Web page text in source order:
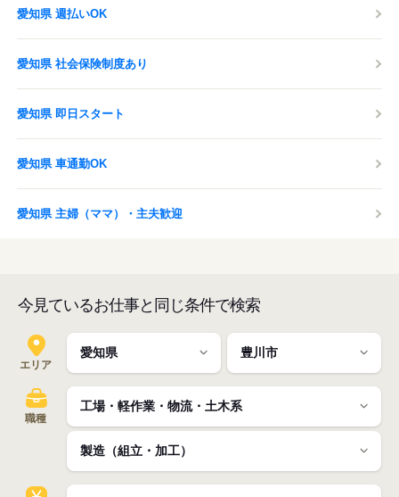
愛知県 週払いOK
愛知県 社会保険制度あり
愛知県 即日スタート
愛知県 車通勤OK
愛知県 主婦（ママ）・主夫歓迎
今見ているお仕事と同じ条件で検索
エリア
職種